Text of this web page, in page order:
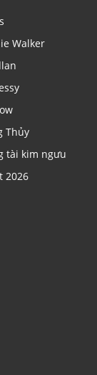
Walker
Thủy
tài kim ngưu
2026